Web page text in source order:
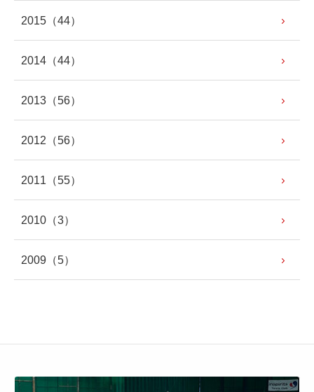
2015 （44）
2014 （44）
2013 （56）
2012 （56）
2011 （55）
2010 （3）
2009 （5）